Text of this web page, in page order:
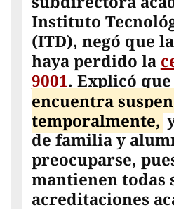
Instituto
(ITD), negó que
haya perdido la
9001. Explicó
encuentra
temporalmente,
de familia y
preocuparse,
mantienen todas
acreditaciones